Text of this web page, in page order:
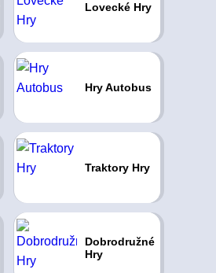
Lovecké Hry
Hry Autobus
Traktory Hry
Dobrodružné
Hry